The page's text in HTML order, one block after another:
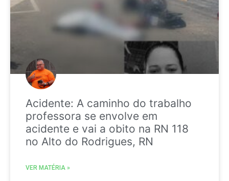
Acidente: A caminho do trabalho
professora se envolve em
acidente e vai a obito na RN 118
no Alto do Rodrigues, RN
VER MATÉRIA »